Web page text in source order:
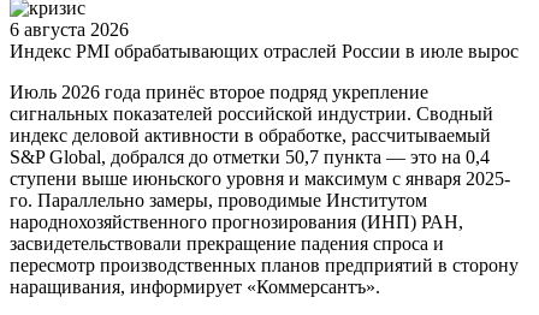
6 августа 2026
Индекс PMI обрабатывающих отраслей России в июле вырос
Июль 2026 года принёс второе подряд укрепление
сигнальных показателей российской индустрии. Сводный
индекс деловой активности в обработке, рассчитываемый
S&P Global, добрался до отметки 50,7 пункта — это на 0,4
ступени выше июньского уровня и максимум с января 2025-
го. Параллельно замеры, проводимые Институтом
народнохозяйственного прогнозирования (ИНП) РАН,
засвидетельствовали прекращение падения спроса и
пересмотр производственных планов предприятий в сторону
наращивания, информирует «Коммерсантъ».